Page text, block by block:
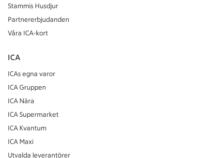
Stammis Husdjur
Partnererbjudanden
Våra ICA-kort
ICA
ICAs egna varor
ICA Gruppen
ICA Nära
ICA Supermarket
ICA Kvantum
ICA Maxi
Utvalda leverantörer